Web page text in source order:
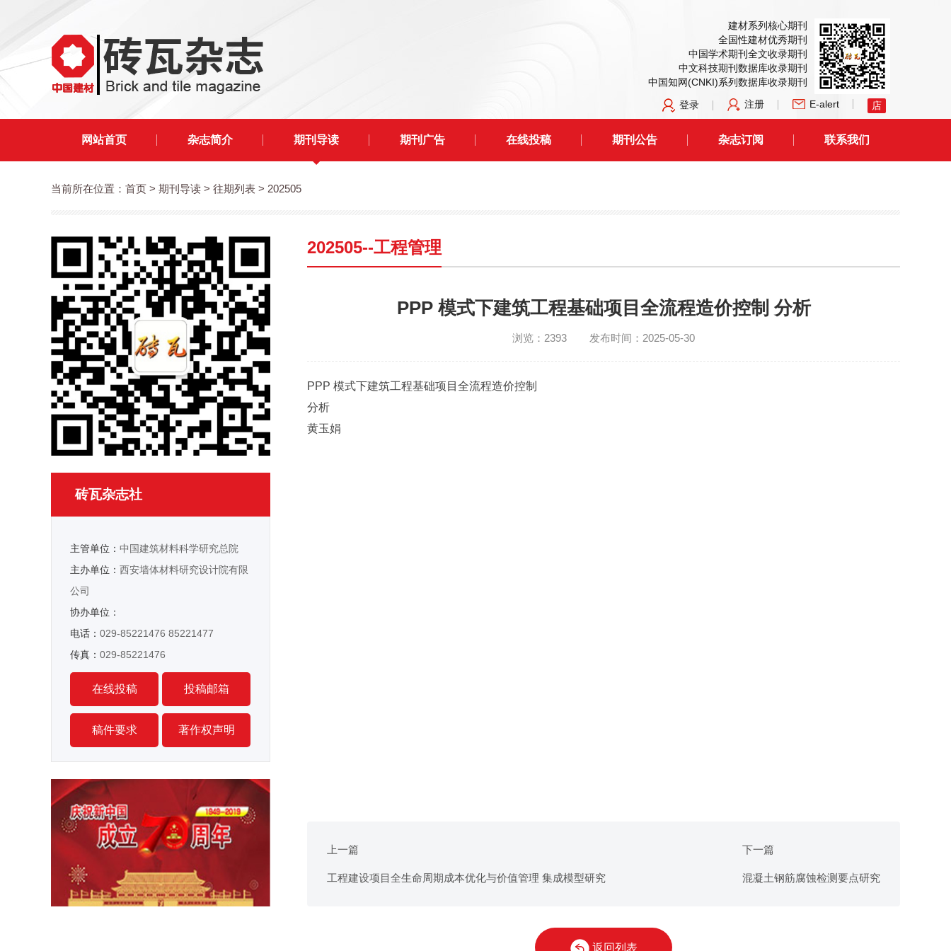
建材系列核心期刊
全国性建材优秀期刊
中国学术期刊全文收录期刊
中文科技期刊数据库收录期刊
中国知网(CNKI)系列数据库收录期刊
登录
注册 E-alert 店
网站首页 杂志简介 期刊导读 期刊广告 在线投稿 期刊公告 杂志订阅 联系我们
当前所在位置： 首页 > 期刊导读 > 往期列表 > 202505
砖瓦杂志社
主管单位： 中国建筑材料科学研究总院
主办单位： 西安墙体材料研究设计院有限
公司
协办单位：
电话： 029-85221476 85221477
传真： 029-85221476
在线投稿 投稿邮箱
稿件要求 著作权声明
202505--工程管理
PPP 模式下建筑工程基础项目全流程造价控制 分析
浏览：2393 发布时间：2025-05-30
PPP 模式下建筑工程基础项目全流程造价控制
分析
黄玉娟
上一篇
工程建设项目全生命周期成本优化与价值管理 集成模型研究
下一篇
混凝土钢筋腐蚀检测要点研究
返回列表